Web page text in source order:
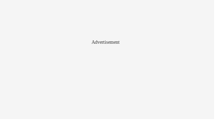
Advertisement